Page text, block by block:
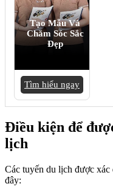
Tạo Mẫu Và
Chăm Sóc Sắc
Đẹp
Tìm hiểu ngay
Điều kiện để
lịch
Các tuyến du lịch được xác
đây: